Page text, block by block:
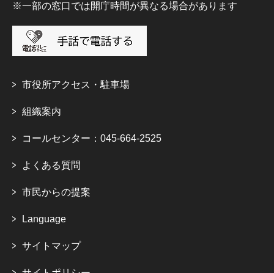
※一部の窓口では開庁時間が異なる場合があります
市役所アクセス・駐車場
組織案内
コールセンター：045-664-2525
よくある質問
市民からの提案
Language
サイトマップ